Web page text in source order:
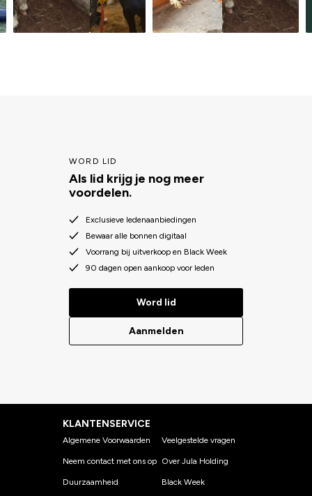
WORD LID
Als lid krijg je nog meer
voordelen.
Exclusieve ledenaanbiedingen
Bewaar alle bonnen digitaal
Voorrang bij uitverkoop en Black Week
90 dagen open aankoop voor leden
Word lid
Aanmelden
KLANTENSERVICE
Algemene Voorwaarden
Neem contact met ons op
Duurzaamheid
Veelgestelde vragen
Over Jula Holding
Black Week